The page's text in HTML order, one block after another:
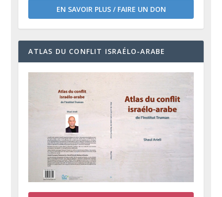
EN SAVOIR PLUS / FAIRE UN DON
ATLAS DU CONFLIT ISRAÉLO-ARABE